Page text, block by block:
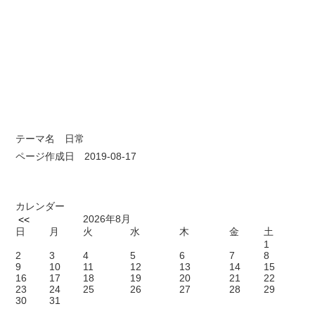
テーマ名
日常
ページ作成日 2019-08-17
カレンダー
<<
2026年8月
日
月 火 水 木 金
土
1
2
3 4 5 6 7
8
9
10 11 12 13 14
15
16
17 18 19 20 21
22
23
24 25 26 27 28
29
30
31